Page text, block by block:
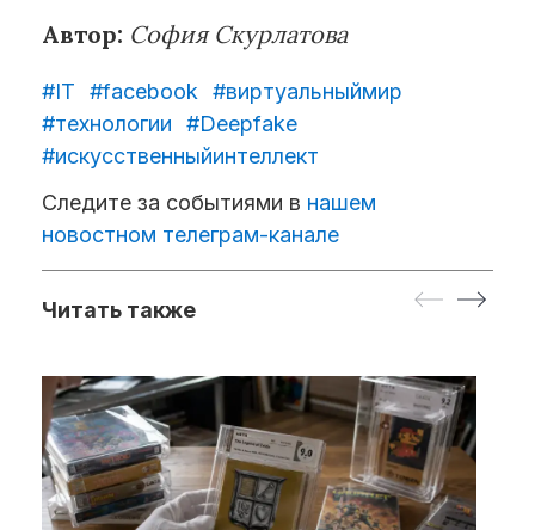
Автор: София Скурлатова
#IT #facebook
#виртуальныймир
#технологии
#Deepfake
#искусственныйинтеллект
Следите за событиями в нашем
новостном телеграм-канале
Читать также